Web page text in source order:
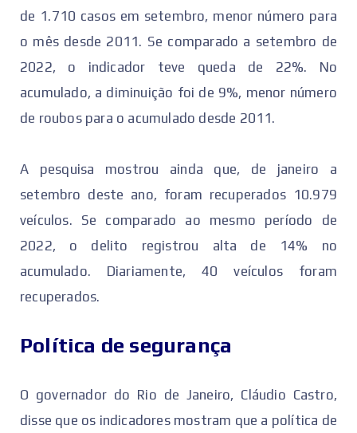
de 1.710 casos em setembro, menor número para
o mês desde 2011. Se comparado a setembro de
2022, o indicador teve queda de 22%. No
acumulado, a diminuição foi de 9%, menor número
de roubos para o acumulado desde 2011.
A pesquisa mostrou ainda que, de janeiro a
setembro deste ano, foram recuperados 10.979
veículos. Se comparado ao mesmo período de
2022, o delito registrou alta de 14% no
acumulado. Diariamente, 40 veículos foram
recuperados.
Política de segurança
O governador do Rio de Janeiro, Cláudio Castro,
disse que os indicadores mostram que a política de